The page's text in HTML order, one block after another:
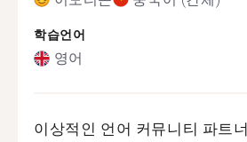
학습언어
영어
이상적인 언어 커뮤니티 파트너